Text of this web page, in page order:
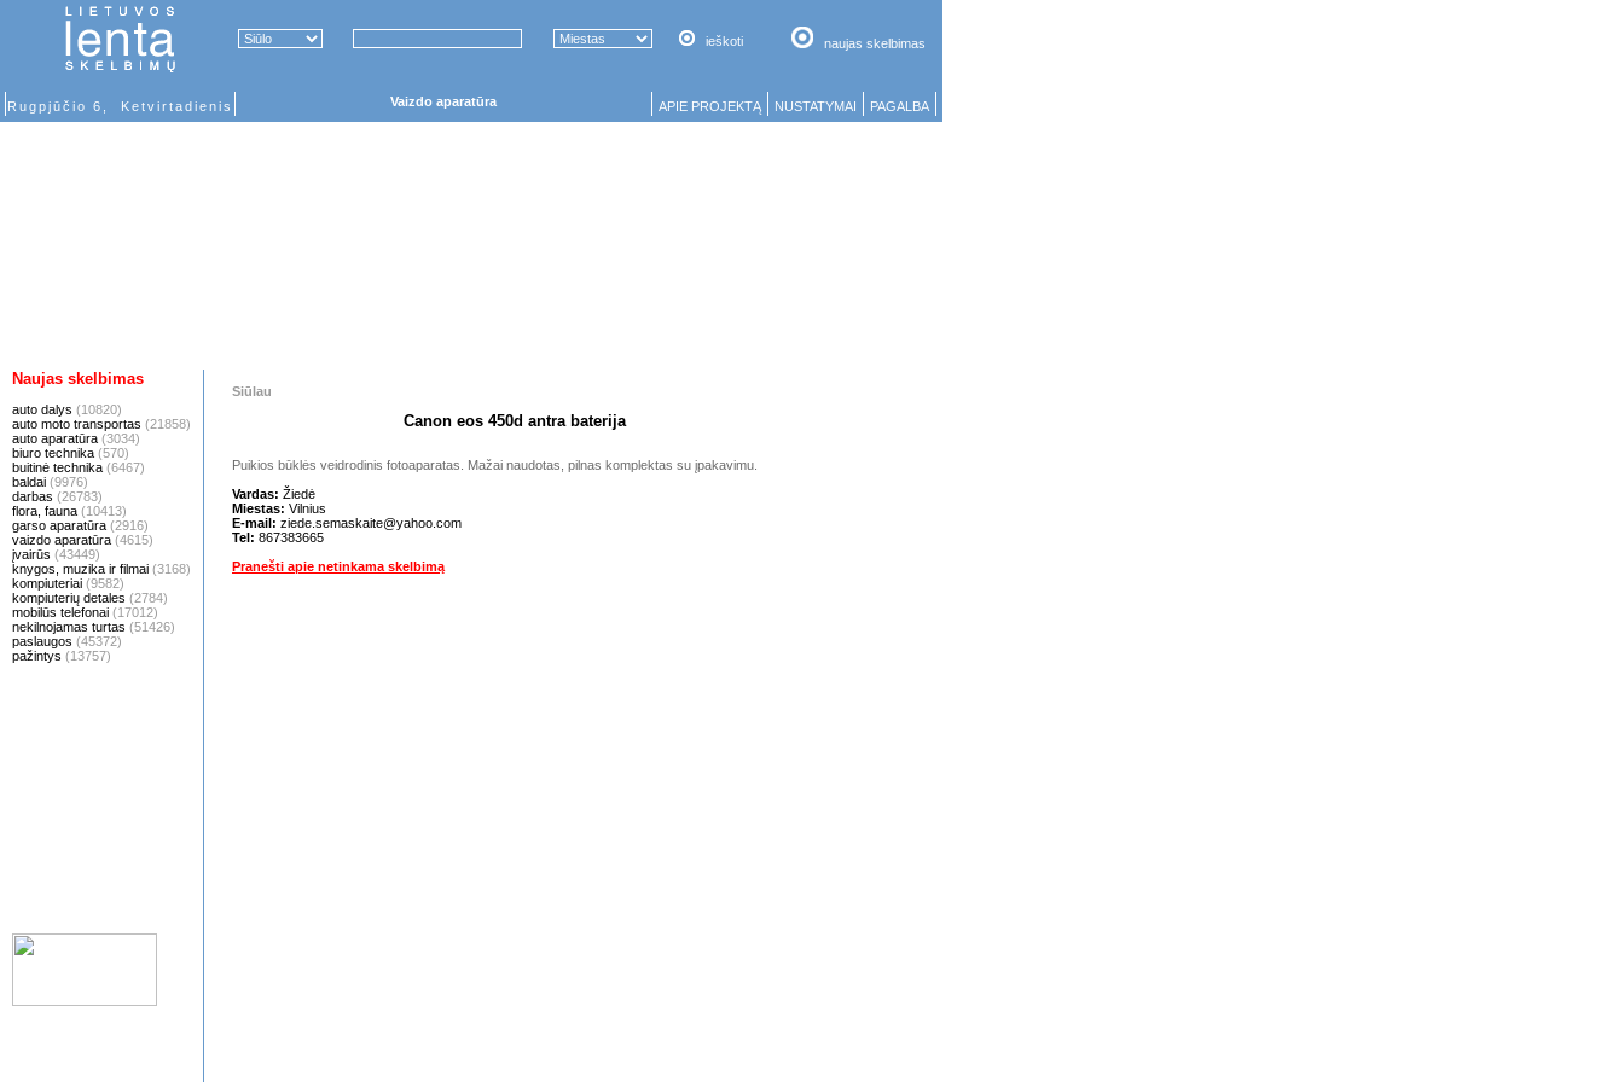
ieškoti naujas skelbimas
Rugpjūčio 6, Ketvirtadienis Vaizdo aparatūra APIE PROJEKTĄ NUSTATYMAI PAGALBA
Naujas skelbimas
auto dalys (10820)
auto moto transportas (21858)
auto aparatūra (3034)
biuro technika (570)
buitinė technika (6467)
baldai (9976)
darbas (26783)
flora, fauna (10413)
garso aparatūra (2916)
vaizdo aparatūra (4615)
įvairūs (43449)
knygos, muzika ir filmai (3168)
kompiuteriai (9582)
kompiuterių detales (2784)
mobilūs telefonai (17012)
nekilnojamas turtas (51426)
paslaugos (45372)
pažintys (13757)
Siūlau
Canon eos 450d antra baterija
Puikios būklės veidrodinis fotoaparatas. Mažai naudotas, pilnas komplektas su įpakavimu.
Vardas: Žiedė
Miestas: Vilnius
E-mail: ziede.semaskaite@yahoo.com
Tel: 867383665
Pranešti apie netinkama skelbimą